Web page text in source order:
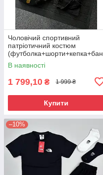
Чоловічий спортивний
патріотичний костюм
(футболка+шорти+кепка+бан
анка)
В наявності
1 799,10 ₴ 1 999 ₴
Купити
–10%